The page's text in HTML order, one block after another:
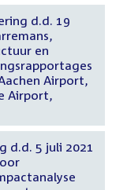
d.d. 19
en
Airport,
Airport,
d.d. 5 juli 2021